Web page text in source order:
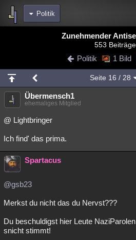
Politik
Blogs
Chat Wiki Neuigkeiten
meine Rubriken
Menschen Wissenschaft
Spiritualität
Natur Umfragen
weitere Rubriken
Philosophie
Astronomie
Übersichten
Zunehmender
553 Beiträge
Politik 1 Bild
Seite 16 / 28
Übermensch1
ehemaliges Mitglied
@ Lightbringer
Ich find' das prima.
Spartacus
@gsb23
Merkst du nicht das du Nervst???
Du beschuldigst hier Leute
snicht stimmt!